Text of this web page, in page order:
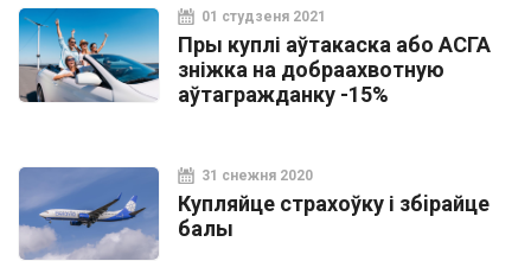
01 студзеня 2021
Пры куплі аўтакаска або АСГА
зніжка на добраахвотную
аўтагражданку -15%
31 снежня 2020
Купляйце страхоўку і збiрайце
балы